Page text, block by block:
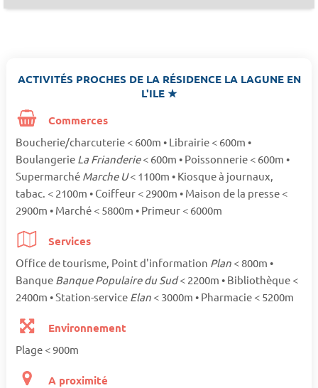
ACTIVITÉS PROCHES DE LA RÉSIDENCE LA LAGUNE EN
L'ILE ★
Commerces
Boucherie/charcuterie < 600m • Librairie < 600m •
Boulangerie La Frianderie< 600m • Poissonnerie < 600m •
Supermarché Marche U< 1100m • Kiosque à journaux,
tabac. < 2100m • Coiffeur < 2900m • Maison de la presse <
2900m • Marché < 5800m • Primeur < 6000m
Services
Office de tourisme, Point d'information Plan < 800m •
Banque Banque Populaire du Sud< 2200m • Bibliothèque <
2400m • Station-service Elan < 3000m • Pharmacie < 5200m
Environnement
Plage < 900m
A proximité